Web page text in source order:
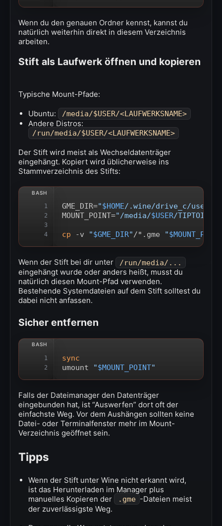
Wenn du den genauen Ordner kennst, kannst du
natürlich weiterhin direkt in diesem Verzeichnis
arbeiten.
Stift als Laufwerk öffnen und kopieren
Typische Mount-Pfade:
Ubuntu: /media/$USER/<LAUFWERKSNAME>
Andere Distros:
/run/media/$USER/<LAUFWERKSNAME>
Der Stift wird meist als Wechseldatenträger
eingehängt. Kopiert wird üblicherweise ins
Stammverzeichnis des Stifts:
1
2
3
4
GME_DIR="$HOME/.wine/drive_c/users/
MOUNT_POINT="/media/$USER/TIPTOI"
cp -v "$GME_DIR"/*.gme "$MOUNT_POINT
Wenn der Stift bei dir unter /run/media/...
eingehängt wurde oder anders heißt, musst du
natürlich diesen Mount-Pfad verwenden.
Bestehende Systemdateien auf dem Stift solltest du
dabei nicht anfassen.
Sicher entfernen
1
2
sync
umount
"$MOUNT_POINT"
Falls der Dateimanager den Datenträger
eingebunden hat, ist “Auswerfen” dort oft der
einfachste Weg. Vor dem Aushängen sollten keine
Datei- oder Terminalfenster mehr im Mount-
Verzeichnis geöffnet sein.
Tipps
Wenn der Stift unter Wine nicht erkannt wird,
ist das Herunterladen im Manager plus
manuelles Kopieren der
.gme -Dateien meist
der zuverlässigste Weg.